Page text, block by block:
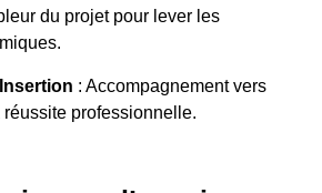
du projet pour lever les
: Accompagnement vers
réussite professionnelle.